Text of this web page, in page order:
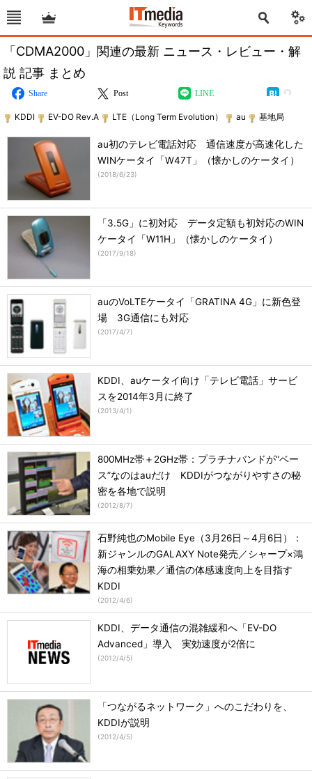
「CDMA2000」関連の最新 ニュース・レビュー・解
説 記事 まとめ
Share Post LINE
KDDI EV-DO Rev.A LTE（Long Term Evolution） au 基地局
au初のテレビ電話対応 通信速度が高速化した
WINケータイ「W47T」（懐かしのケータイ）
(2018/6/23)
「3.5G」に初対応 データ定額も初対応のWIN
ケータイ「W11H」（懐かしのケータイ）
(2017/9/18)
auのVoLTEケータイ「GRATINA 4G」に新色登
場 3G通信にも対応
(2017/4/7)
KDDI、auケータイ向け「テレビ電話」サービ
スを2014年3月に終了
(2013/4/1)
800MHz帯＋2GHz帯：プラチナバンドが“ベー
ス”なのはauだけ KDDIがつながりやすさの秘
密を各地で説明
(2012/8/7)
石野純也のMobile Eye（3月26日～4月6日）：
新ジャンルのGALAXY Note発売／シャープ×鴻
海の相乗効果／通信の体感速度向上を目指す
KDDI
(2012/4/6)
KDDI、データ通信の混雑緩和へ「EV-DO
Advanced」導入 実効速度が2倍に
(2012/4/5)
「つながるネットワーク」へのこだわりを、
KDDIが説明
(2012/4/5)